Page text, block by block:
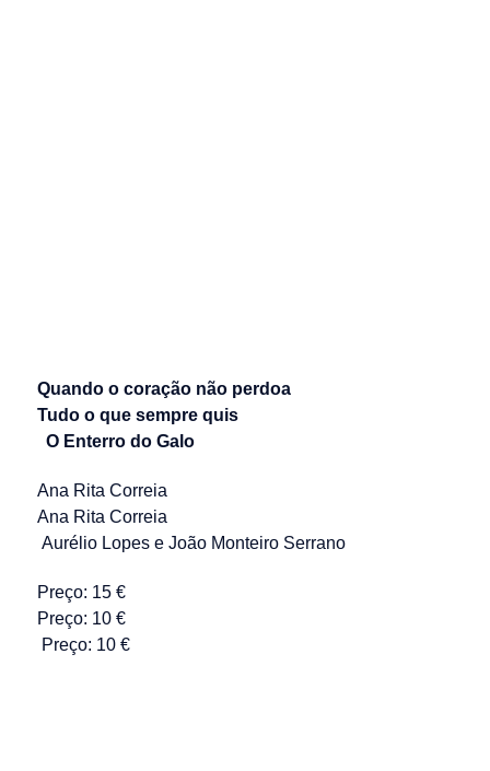
Quando o coração não perdoa
Tudo o que sempre quis
O Enterro do Galo
Ana Rita Correia
Ana Rita Correia
Aurélio Lopes e João Monteiro Serrano
Preço: 15 €
Preço: 10 €
Preço: 10 €